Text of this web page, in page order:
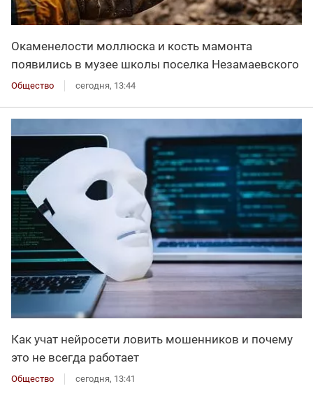
Окаменелости моллюска и кость мамонта
появились в музее школы поселка Незамаевского
Общество сегодня, 13:44
Как учат нейросети ловить мошенников и почему
это не всегда работает
Общество сегодня, 13:41